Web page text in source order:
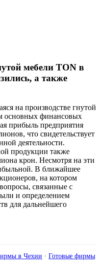
мебели TON в
а также
на производстве гнутой
основных финансовых
прибыль предприятия
что свидетельствует
деятельности.
продукции также
крон. Несмотря на эти
В ближайшее
на котором
связанные с
и определением
для дальнейшего
в Чехии · Готовые фирмы